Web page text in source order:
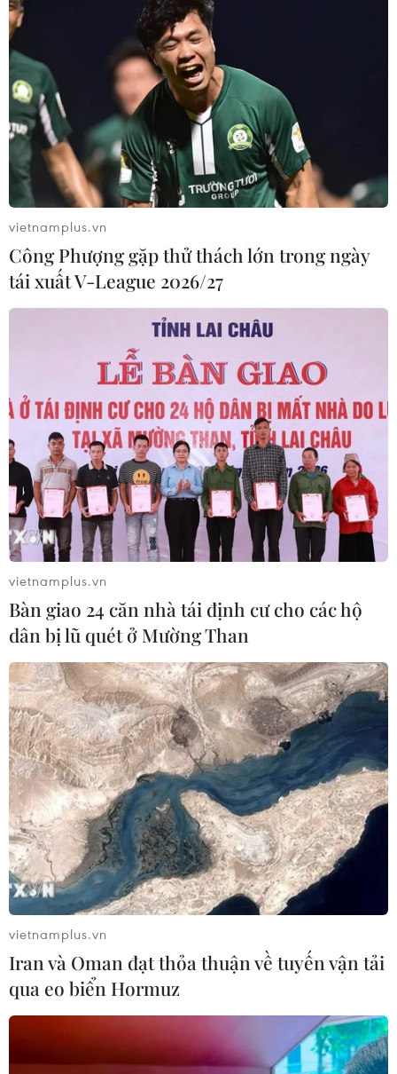
vietnamplus.vn
Công Phượng gặp thử thách lớn trong ngày
tái xuất V-League 2026/27
vietnamplus.vn
Bàn giao 24 căn nhà tái định cư cho các hộ
dân bị lũ quét ở Mường Than
vietnamplus.vn
Iran và Oman đạt thỏa thuận về tuyến vận tải
qua eo biển Hormuz